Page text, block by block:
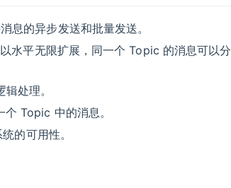
息的异步发送和批量发送。
水平无限扩展，同一个 Topic 的消息可以分
处理。
Topic 中的消息。
的可用性。